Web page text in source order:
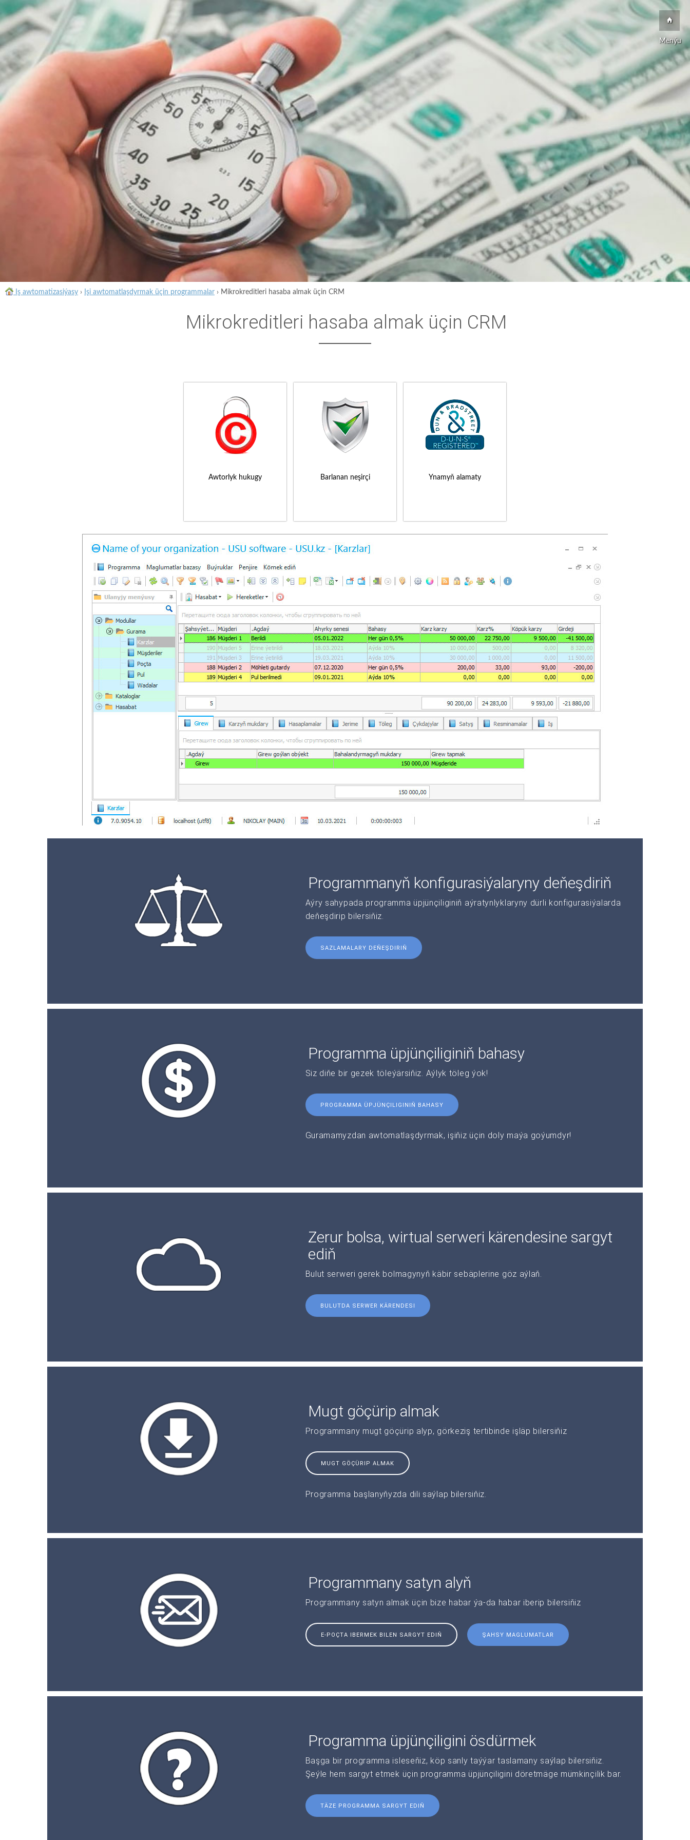
Menýu
Iş awtomatizasiýasy › Işi awtomatlaşdyrmak üçin programmalar › Mikrokreditleri hasaba almak üçin CRM
Mikrokreditleri hasaba almak üçin CRM
Awtorlyk hukugy Barlanan neşirçi Ynamyň alamaty
Programmanyň konfigurasiýalaryny deňeşdiriň
Aýry sahypada programma üpjünçiliginiň aýratynlyklaryny dürli konfigurasiýalarda
deňeşdirip bilersiňiz.
SAZLAMALARY DEŇEŞDIRIŇ
Programma üpjünçiliginiň bahasy
Siz diňe bir gezek töleýärsiňiz. Aýlyk töleg ýok!
PROGRAMMA ÜPJÜNÇILIGINIŇ BAHASY
Guramamyzdan awtomatlaşdyrmak, işiňiz üçin doly maýa goýumdyr!
Zerur bolsa, wirtual serweri kärendesine sargyt
ediň
Bulut serweri gerek bolmagynyň käbir sebäplerine göz aýlaň.
BULUTDA SERWER KÄRENDESI
Mugt göçürip almak
Programmany mugt göçürip alyp, görkeziş tertibinde işläp bilersiňiz
MUGT GÖÇÜRIP ALMAK
Programma başlanyňyzda dili saýlap bilersiňiz.
Programmany satyn alyň
Programmany satyn almak üçin bize habar ýa-da habar iberip bilersiňiz
E-POÇTA IBERMEK BILEN SARGYT EDIŇ ŞAHSY MAGLUMATLAR
Programma üpjünçiligini ösdürmek
Başga bir programma isleseňiz, köp sanly taýýar taslamany saýlap bilersiňiz.
Şeýle hem sargyt etmek üçin programma üpjünçiligini döretmäge mümkinçilik bar.
TÄZE PROGRAMMA SARGYT EDIŇ